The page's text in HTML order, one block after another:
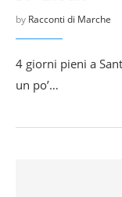
by Racconti di Marche
4 giorni pieni a
un po’…